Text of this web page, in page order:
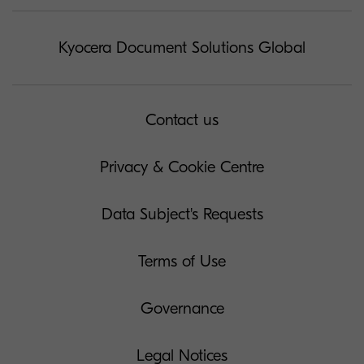
Kyocera Document Solutions Global
Contact us
Privacy & Cookie Centre
Data Subject's Requests
Terms of Use
Governance
Legal Notices